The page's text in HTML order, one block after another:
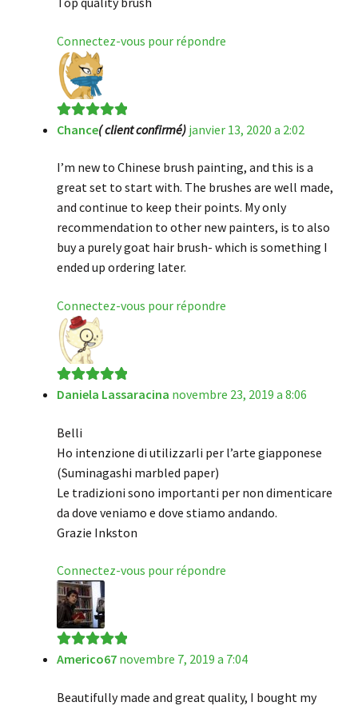
Connectez-vous pour répondre
Note5sur 5
Chance( client confirmé) janvier 13, 2020 a 2:02
I’m new to Chinese brush painting, and this is a
great set to start with. The brushes are well made,
and continue to keep their points. My only
recommendation to other new painters, is to also
buy a purely goat hair brush- which is something I
ended up ordering later.
Connectez-vous pour répondre
Note5sur 5
Daniela Lassaracina novembre 23, 2019 a 8:06
Belli
Ho intenzione di utilizzarli per l’arte giapponese
(Suminagashi marbled paper)
Le tradizioni sono importanti per non dimenticare
da dove veniamo e dove stiamo andando.
Grazie Inkston
Connectez-vous pour répondre
Note5sur 5
Americo67 novembre 7, 2019 a 7:04
Beautifully made and great quality, I bought my